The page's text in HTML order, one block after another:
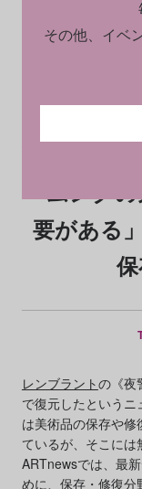
「ムンク
要がある
レンブラントの《夜
で復元したという
は美術品の保存や
ているが、そこに
ARTnewsでは、最
めに、保存・修復分
その他、イベ